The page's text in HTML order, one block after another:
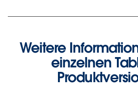
Weitere
einzelnen